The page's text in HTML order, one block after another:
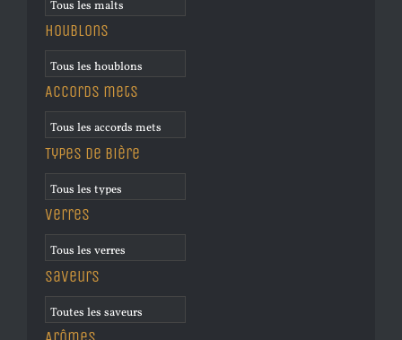
Houblons
Accords mets
Types de bière
Verres
Saveurs